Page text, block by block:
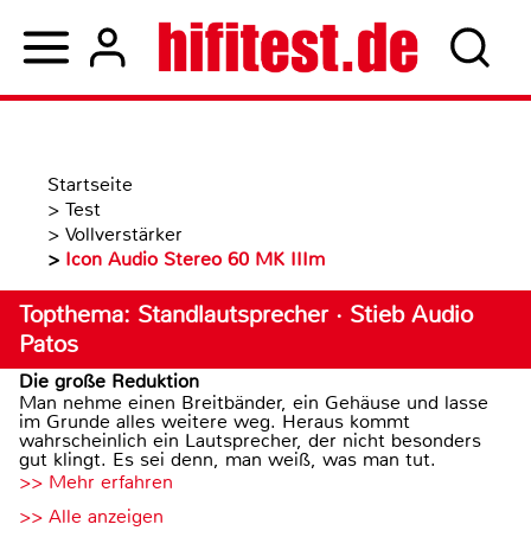
Startseite
> Test
> Vollverstärker
> Icon Audio Stereo 60 MK IIIm
Topthema: Standlautsprecher · Stieb Audio
Patos
Die große Reduktion
Man nehme einen Breitbänder, ein Gehäuse und lasse
im Grunde alles weitere weg. Heraus kommt
wahrscheinlich ein Lautsprecher, der nicht besonders
gut klingt. Es sei denn, man weiß, was man tut.
>> Mehr erfahren
>> Alle anzeigen